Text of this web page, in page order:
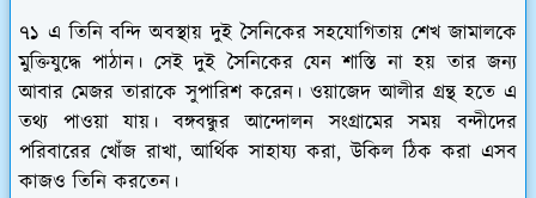
৭১ এ তিনি বন্দি অবস্থায় দুই সৈনিকের সহযোগিতায় শেখ জামালকে
মুক্তিযুদ্ধে পাঠান। সেই দুই সৈনিকের যেন শাস্তি না হয় তার জন্য
আবার মেজর তারাকে সুপারিশ করেন। ওয়াজেদ আলীর গ্রন্থ হতে এ
তথ্য পাওয়া যায়। বঙ্গবন্ধুর আন্দোলন সংগ্রামের সময় বন্দীদের
পরিবারের খোঁজ রাখা, আর্থিক সাহায্য করা, উকিল ঠিক করা এসব
কাজও তিনি করতেন।